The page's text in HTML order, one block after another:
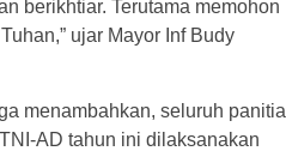
berikhtiar. Terutama memohon
ujar Mayor Inf Budy
menambahkan, seluruh panitia
AD tahun ini dilaksanakan